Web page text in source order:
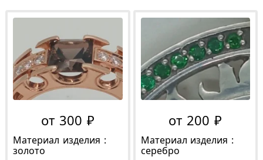
от 300 ₽
Материал изделия :
золото
от 200 ₽
Материал изделия :
серебро